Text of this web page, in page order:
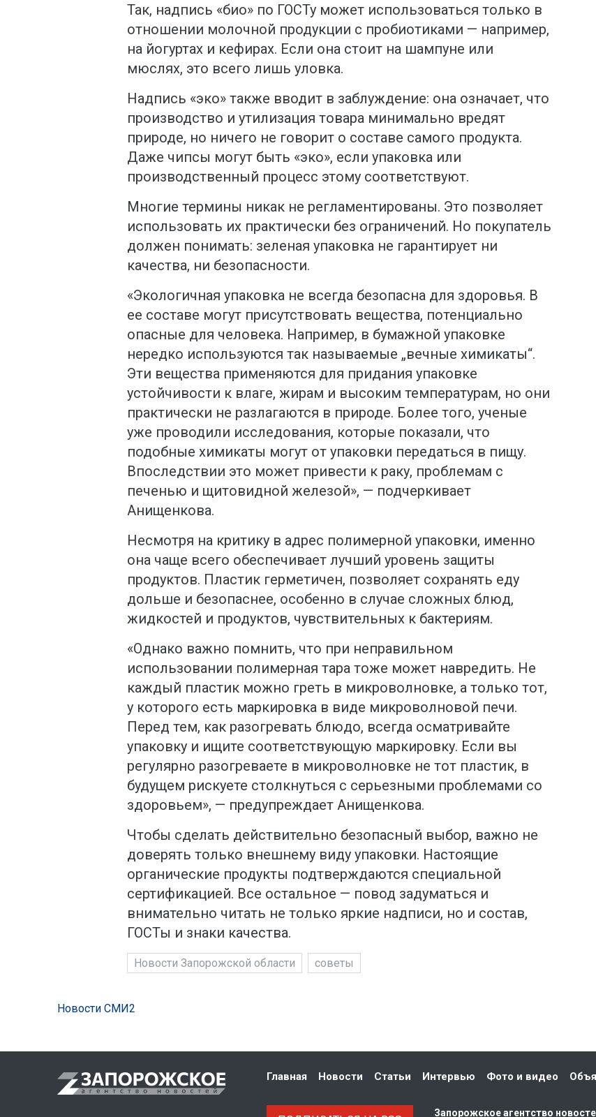
Так, надпись «био» по ГОСТу может использоваться только в
отношении молочной продукции с пробиотиками — например,
на йогуртах и кефирах. Если она стоит на шампуне или
мюслях, это всего лишь уловка.
Надпись «эко» также вводит в заблуждение: она означает, что
производство и утилизация товара минимально вредят
природе, но ничего не говорит о составе самого продукта.
Даже чипсы могут быть «эко», если упаковка или
производственный процесс этому соответствуют.
Многие термины никак не регламентированы. Это позволяет
использовать их практически без ограничений. Но покупатель
должен понимать: зеленая упаковка не гарантирует ни
качества, ни безопасности.
«Экологичная упаковка не всегда безопасна для здоровья. В
ее составе могут присутствовать вещества, потенциально
опасные для человека. Например, в бумажной упаковке
нередко используются так называемые „вечные химикаты“.
Эти вещества применяются для придания упаковке
устойчивости к влаге, жирам и высоким температурам, но они
практически не разлагаются в природе. Более того, ученые
уже проводили исследования, которые показали, что
подобные химикаты могут от упаковки передаться в пищу.
Впоследствии это может привести к раку, проблемам с
печенью и щитовидной железой», — подчеркивает
Анищенкова.
Несмотря на критику в адрес полимерной упаковки, именно
она чаще всего обеспечивает лучший уровень защиты
продуктов. Пластик герметичен, позволяет сохранять еду
дольше и безопаснее, особенно в случае сложных блюд,
жидкостей и продуктов, чувствительных к бактериям.
«Однако важно помнить, что при неправильном
использовании полимерная тара тоже может навредить. Не
каждый пластик можно греть в микроволновке, а только тот,
у которого есть маркировка в виде микроволновой печи.
Перед тем, как разогревать блюдо, всегда осматривайте
упаковку и ищите соответствующую маркировку. Если вы
регулярно разогреваете в микроволновке не тот пластик, в
будущем рискуете столкнуться с серьезными проблемами со
здоровьем», — предупреждает Анищенкова.
Чтобы сделать действительно безопасный выбор, важно не
доверять только внешнему виду упаковки. Настоящие
органические продукты подтверждаются специальной
сертификацией. Все остальное — повод задуматься и
внимательно читать не только яркие надписи, но и состав,
ГОСТы и знаки качества.
Новости Запорожской области советы
Новости СМИ2
Главная Новости Статьи Интервью Фото и видео
Запорожское агентство